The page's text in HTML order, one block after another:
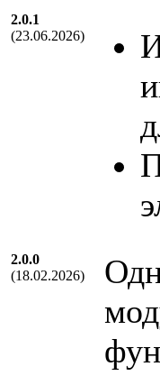
2.0.1
(23.06.2026)
2.0.0
(18.02.2026)